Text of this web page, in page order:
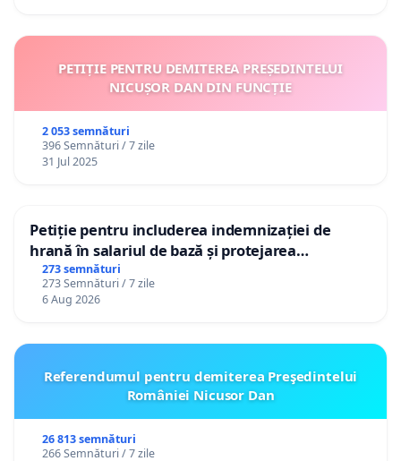
PETIȚIE PENTRU DEMITEREA PREȘEDINTELUI
NICUȘOR DAN DIN FUNCȚIE
2 053 semnături
396 Semnături / 7 zile
31 Jul 2025
Petiție pentru includerea indemnizației de
hrană în salariul de bază și protejarea
gradațiilor de vechime pentru asistenții
personali
273 semnături
273 Semnături / 7 zile
6 Aug 2026
Referendumul pentru demiterea Preşedintelui
României Nicusor Dan
26 813 semnături
266 Semnături / 7 zile